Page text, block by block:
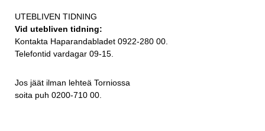
UTEBLIVEN TIDNING
Vid utebliven tidning:
Kontakta Haparandabladet 0922-280 00.
Telefontid vardagar 09-15.
Jos jäät ilman lehteä Torniossa
soita puh 0200-710 00.